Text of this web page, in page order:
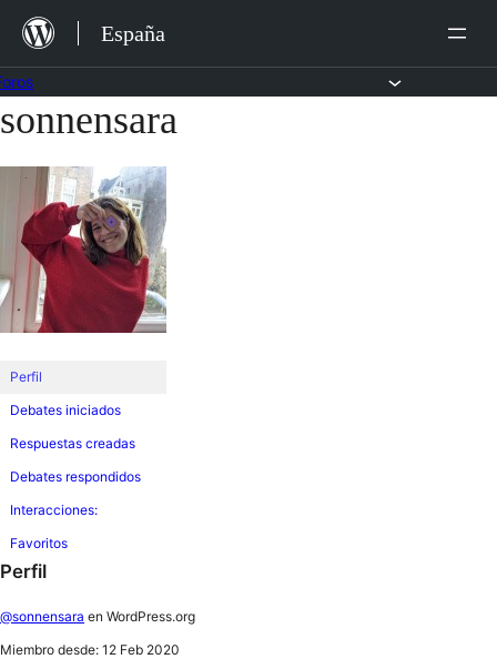
Saltar
contenido
España
Saltar
contenido
sonnensara
Perfil
Debates iniciados
Respuestas creadas
Debates respondidos
Interacciones:
Favoritos
Perfil
@sonnensara en WordPress.org
Miembro desde: 12 Feb 2020